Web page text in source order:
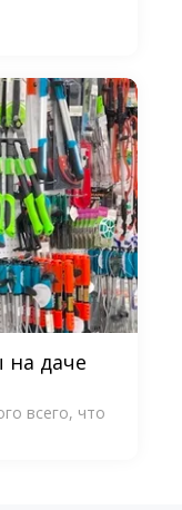
на даче
всего, что